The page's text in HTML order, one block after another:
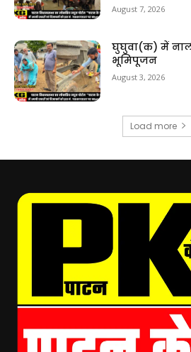
August 7, 2026
घुघुवा(क) में
भूमिपूजन
August 3, 2026
Load more